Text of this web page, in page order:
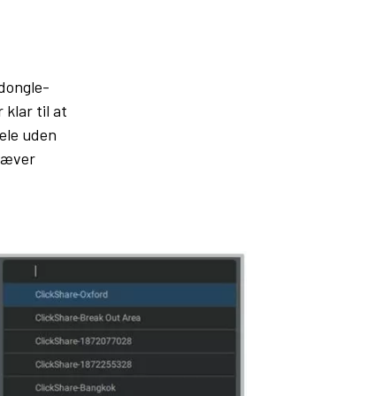
klar til at
uden